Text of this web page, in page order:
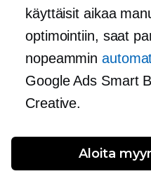
käyttäisit aikaa
optimointiin, saat
nopeammin
Google Ads Smart
Creative.
Aloita